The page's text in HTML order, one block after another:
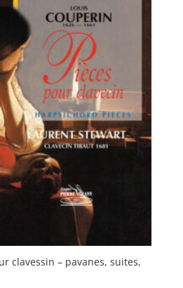
clavessin – pavanes, suites,